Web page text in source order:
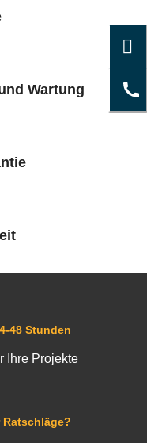
Wartung
48 Stunden
Ihre Projekte